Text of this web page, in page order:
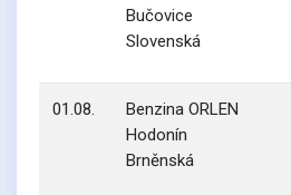
Bučovice
Slovenská
01.08.
Benzina ORLEN
Hodonín
Brněnská